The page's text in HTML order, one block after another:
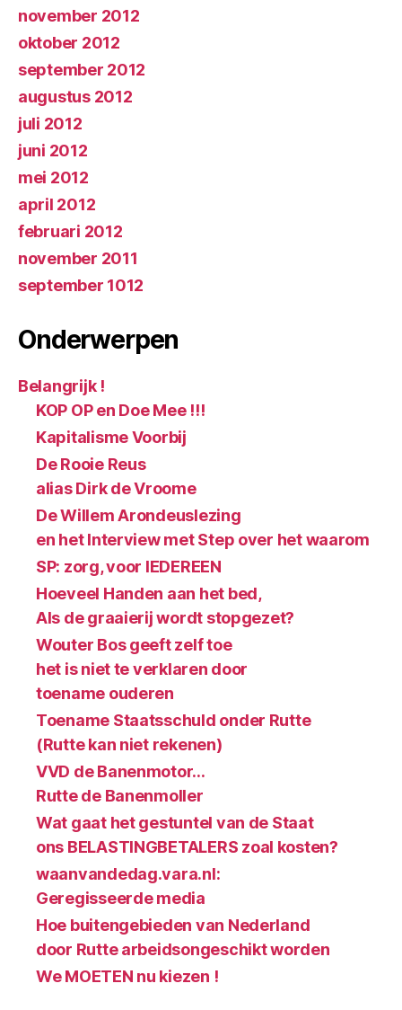
november 2012
oktober 2012
september 2012
augustus 2012
juli 2012
juni 2012
mei 2012
april 2012
februari 2012
november 2011
september 1012
Onderwerpen
Belangrijk !
KOP OP en Doe Mee !!!
Kapitalisme Voorbij
De Rooie Reus
alias Dirk de Vroome
De Willem Arondeuslezing
en het Interview met Step over het waarom
SP: zorg, voor IEDEREEN
Hoeveel Handen aan het bed,
Als de graaierij wordt stopgezet?
Wouter Bos geeft zelf toe
het is niet te verklaren door
toename ouderen
Toename Staatsschuld onder Rutte
(Rutte kan niet rekenen)
VVD de Banenmotor…
Rutte de Banenmoller
Wat gaat het gestuntel van de Staat
ons BELASTINGBETALERS zoal kosten?
waanvandedag.vara.nl:
Geregisseerde media
Hoe buitengebieden van Nederland
door Rutte arbeidsongeschikt worden
We MOETEN nu kiezen !